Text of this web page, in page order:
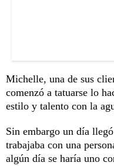
Michelle, una de sus
comenzó a tatuarse lo
estilo y talento con la
Sin embargo un día
trabajaba con una
algún día se haría uno